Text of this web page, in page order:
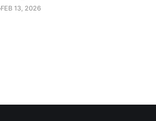
FEB 13, 2026